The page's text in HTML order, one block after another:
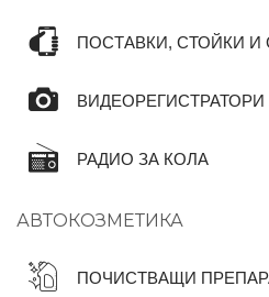
ПОСТАВКИ, СТОЙКИ И
ВИДЕОРЕГИСТРАТОРИ
РАДИО ЗА КОЛА
АВТОКОЗМЕТИКА
ПОЧИСТВАЩИ